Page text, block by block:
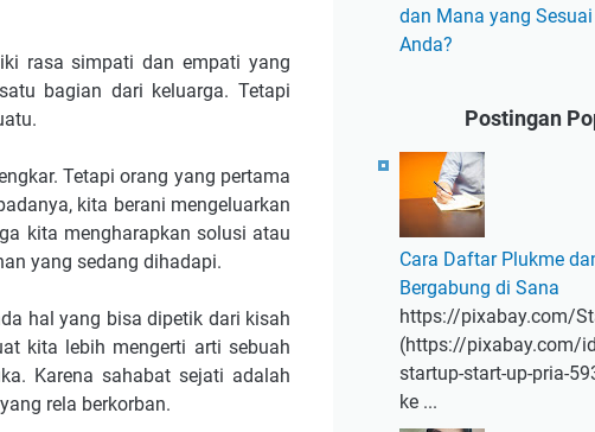
rasa simpati dan empati yang
bagian dari keluarga. Tetapi
Tetapi orang yang pertama
kita berani mengeluarkan
kita mengharapkan solusi atau
yang sedang dihadapi.
hal yang bisa dipetik dari kisah
kita lebih mengerti arti sebuah
Karena sahabat sejati adalah
rela berkorban.
dan Mana yang
Anda?
Postingan
Cara Daftar Plukme
Bergabung di Sana
https://pixabay.com/
(https://pixabay.com/
startup-start-up-pria-
ke ...